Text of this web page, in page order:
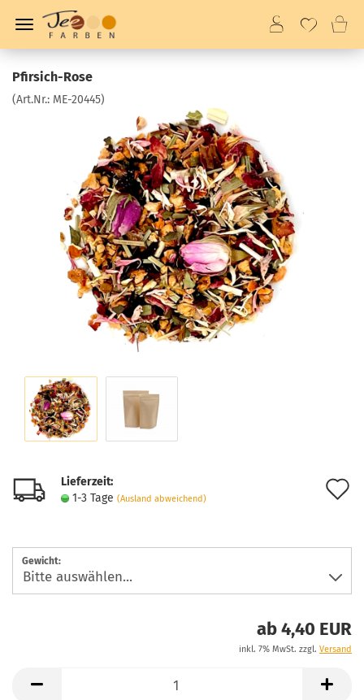
Pfirsich-Rose
(Art.Nr.: ME-20445)
Lieferzeit:
1-3 Tage (Ausland abweichend)
Gewicht:
ab 4,40 EUR
inkl. 7% MwSt. zzgl. Versand